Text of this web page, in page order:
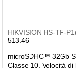
HIKVISION HS-TF-
513.46
microSDHC™ 32Gb
Classe 10, Velocità